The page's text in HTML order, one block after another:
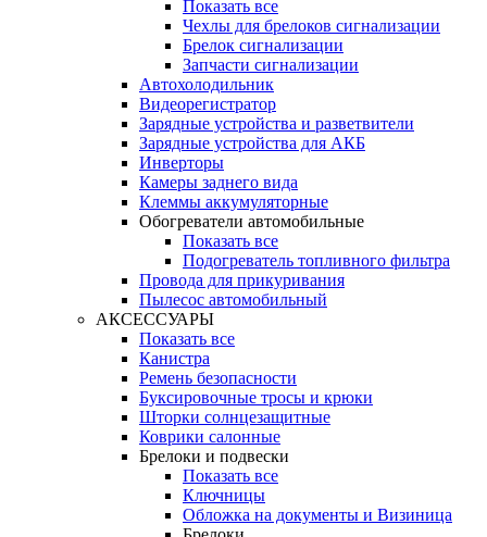
Показать все
Чехлы для брелоков сигнализации
Брелок сигнализации
Запчасти сигнализации
Автохолодильник
Видеорегистратор
Зарядные устройства и разветвители
Зарядные устройства для АКБ
Инверторы
Камеры заднего вида
Клеммы аккумуляторные
Обогреватели автомобильные
Показать все
Подогреватель топливного фильтра
Провода для прикуривания
Пылесос автомобильный
АКСЕССУАРЫ
Показать все
Канистра
Ремень безопасности
Буксировочные тросы и крюки
Шторки солнцезащитные
Коврики салонные
Брелоки и подвески
Показать все
Ключницы
Обложка на документы и Визиница